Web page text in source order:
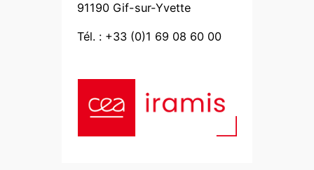
91190 Gif-sur-Yvette
Tél. : +33 (0)1 69 08 60 00